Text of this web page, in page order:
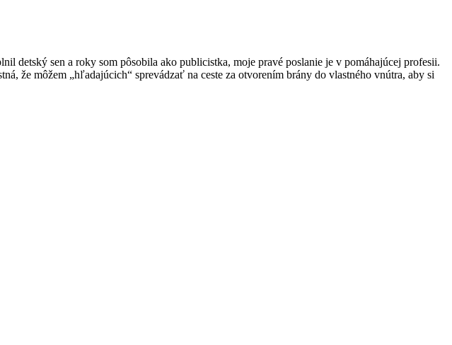
detský sen a roky som pôsobila ako publicistka, moje pravé poslanie je v pomáhajúcej profesii.
že môžem „hľadajúcich“ sprevádzať na ceste za otvorením brány do vlastného vnútra, aby si